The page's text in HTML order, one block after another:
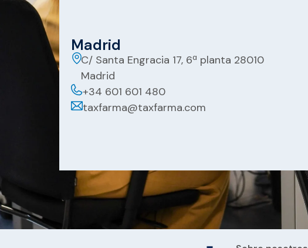
Madrid
C/ Santa Engracia 17, 6ª planta 28010
Madrid
+34 601 601 480
taxfarma@taxfarma.com